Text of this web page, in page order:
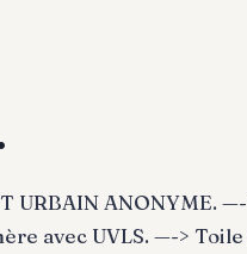
URBAIN ANONYME.
avec UVLS. —->